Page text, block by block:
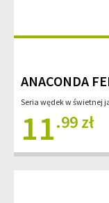
ANACONDA
Seria wędek w świetnej
11.99 zł